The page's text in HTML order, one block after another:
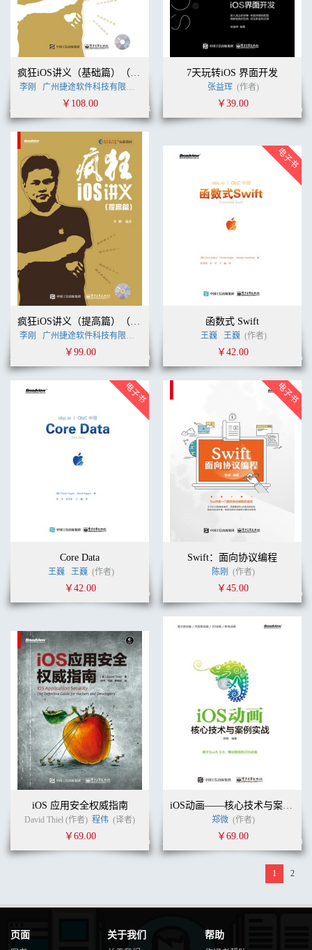
疯狂iOS讲义（基础篇）（含光盘1张）
李刚 广州捷途软件科技有限公司
￥108.00
7天玩转iOS 界面开发
张益珲 (作者)
￥39.00
疯狂iOS讲义（提高篇）（含光盘1张）
李刚 广州捷途软件科技有限公司
￥99.00
函数式 Swift
王巍 王巍 (作者)
￥42.00
Core Data
王巍 王巍 (作者)
￥42.00
Swift：面向协议编程
陈刚 (作者)
￥45.00
iOS 应用安全权威指南
David Thiel (作者) 程伟 (译者)
￥69.00
iOS动画——核心技术与案例实战
郑微 (作者)
￥69.00
1 2
页面 关于我们 帮助